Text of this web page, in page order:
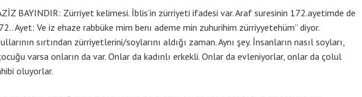
BAYINDIR: Zürriyet kelimesi. İblis’in zürriyeti ifadesi var. Araf suresinin 172.ayetimde de
Ayet: Ve iz ehaze rabbüke mim benı ademe min zuhurihim zürriyyetehüm” diyor.
sırtından zürriyetlerini/soylarını aldığı zaman. Aynı şey. İnsanların nasıl soyları,
varsa onların da var. Onlar da kadınlı erkekli. Onlar da evleniyorlar, onlar da çolul
oluyorlar.